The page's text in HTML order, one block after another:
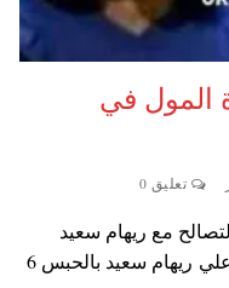
المول في
تعليق 0
مع ريهام سعيد
حيث طلب ، وذلك بعدما كان قد حكم علي ريهام سعيد بالحبس 6